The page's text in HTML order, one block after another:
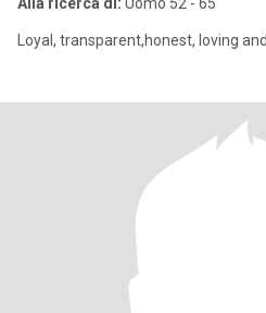
Loyal, transparent,honest, loving